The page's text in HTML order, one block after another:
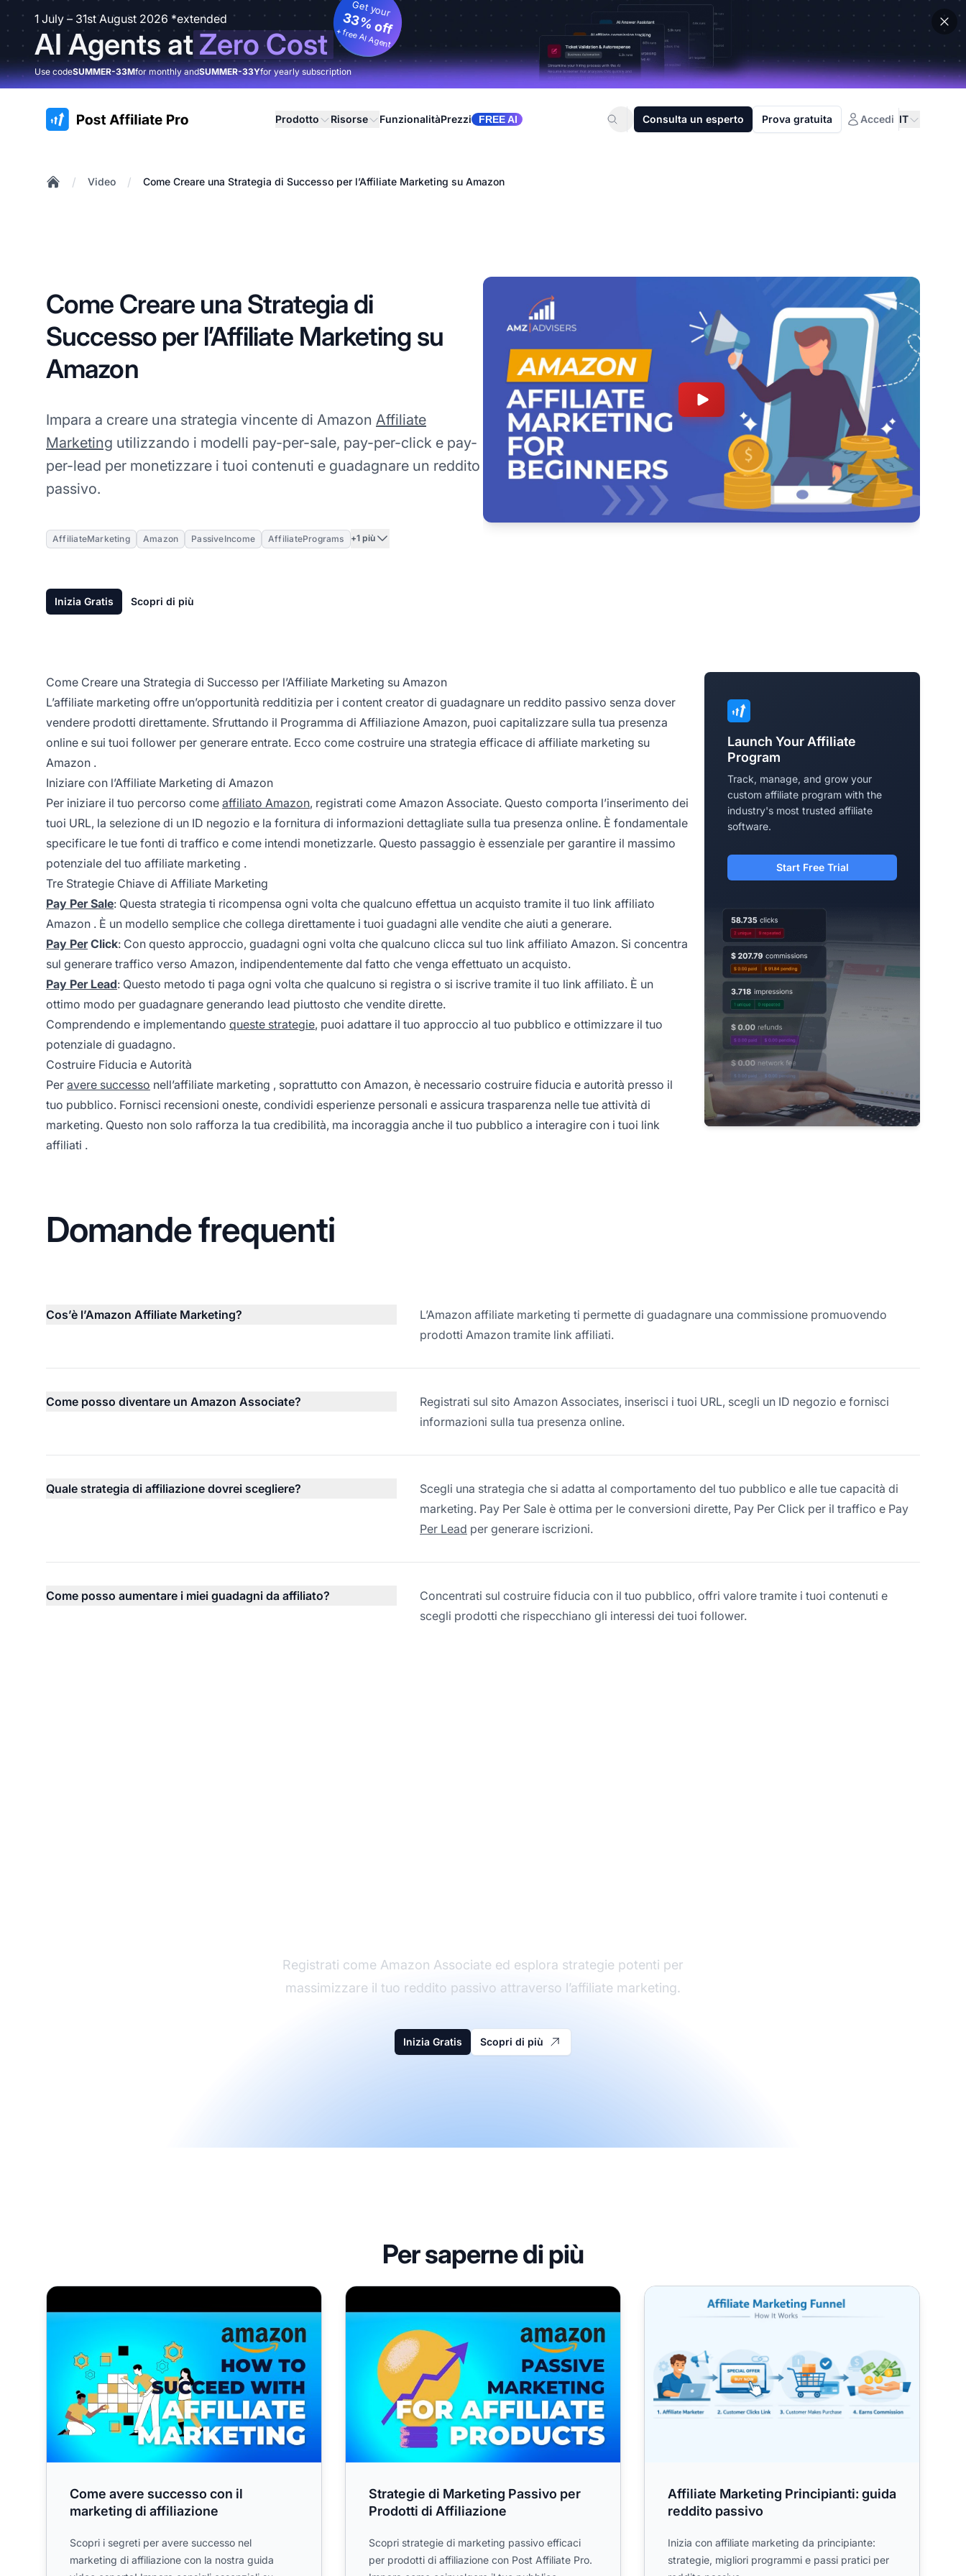
1 July – 31st August 2026 *extended
AI Agents atZero Cost
Get your
33% off
+ free AI Agent
Use codeSUMMER-33Mfor monthly andSUMMER-33Yfor yearly subscription
:site.title Prodotto Risorse FunzionalitàPrezzi FREE AI Consulta un esperto Prova gratuita Accedi IT
/ Video / Come Creare una Strategia di Successo per l’Affiliate Marketing su Amazon
Come Creare una Strategia di
Successo per l’Affiliate Marketing su
Amazon
Impara a creare una strategia vincente di Amazon Affiliate
Marketing utilizzando i modelli pay-per-sale, pay-per-click e pay-
per-lead per monetizzare i tuoi contenuti e guadagnare un reddito
passivo.
AffiliateMarketing Amazon PassiveIncome AffiliatePrograms +1 più
Inizia Gratis Scopri di più
Come Creare una Strategia di Successo per l’Affiliate Marketing su Amazon
L’affiliate marketing offre un’opportunità redditizia per i content creator di guadagnare un reddito passivo senza dover
vendere prodotti direttamente. Sfruttando il Programma di Affiliazione Amazon, puoi capitalizzare sulla tua presenza
online e sui tuoi follower per generare entrate. Ecco come costruire una strategia efficace di affiliate marketing su
Amazon .
Iniziare con l’Affiliate Marketing di Amazon
Per iniziare il tuo percorso come affiliato Amazon, registrati come Amazon Associate. Questo comporta l’inserimento dei
tuoi URL, la selezione di un ID negozio e la fornitura di informazioni dettagliate sulla tua presenza online. È fondamentale
specificare le tue fonti di traffico e come intendi monetizzarle. Questo passaggio è essenziale per garantire il massimo
potenziale del tuo affiliate marketing .
Tre Strategie Chiave di Affiliate Marketing
Pay Per Sale: Questa strategia ti ricompensa ogni volta che qualcuno effettua un acquisto tramite il tuo link affiliato
Amazon . È un modello semplice che collega direttamente i tuoi guadagni alle vendite che aiuti a generare.
Pay PerClick: Con questo approccio, guadagni ogni volta che qualcuno clicca sul tuo link affiliato Amazon. Si concentra
sul generare traffico verso Amazon, indipendentemente dal fatto che venga effettuato un acquisto.
Pay Per Lead: Questo metodo ti paga ogni volta che qualcuno si registra o si iscrive tramite il tuo link affiliato. È un
ottimo modo per guadagnare generando lead piuttosto che vendite dirette.
Comprendendo e implementando queste strategie, puoi adattare il tuo approccio al tuo pubblico e ottimizzare il tuo
potenziale di guadagno.
Costruire Fiducia e Autorità
Per avere successo nell’affiliate marketing , soprattutto con Amazon, è necessario costruire fiducia e autorità presso il
tuo pubblico. Fornisci recensioni oneste, condividi esperienze personali e assicura trasparenza nelle tue attività di
marketing. Questo non solo rafforza la tua credibilità, ma incoraggia anche il tuo pubblico a interagire con i tuoi link
affiliati .
Launch Your Affiliate
Program
Track, manage, and grow your
custom affiliate program with the
industry's most trusted affiliate
software.
Start Free Trial
Domande frequenti
Cos’è l’Amazon Affiliate Marketing?
L’Amazon affiliate marketing ti permette di guadagnare una commissione promuovendo
prodotti Amazon tramite link affiliati.
Come posso diventare un Amazon Associate?
Registrati sul sito Amazon Associates, inserisci i tuoi URL, scegli un ID negozio e fornisci
informazioni sulla tua presenza online.
Quale strategia di affiliazione dovrei scegliere?
Scegli una strategia che si adatta al comportamento del tuo pubblico e alle tue capacità di
marketing. Pay Per Sale è ottima per le conversioni dirette, Pay Per Click per il traffico e Pay
Per Lead per generare iscrizioni.
Come posso aumentare i miei guadagni da affiliato?
Concentrati sul costruire fiducia con il tuo pubblico, offri valore tramite i tuoi contenuti e
scegli prodotti che rispecchiano gli interessi dei tuoi follower.
Registrati come Amazon Associate ed esplora strategie potenti per
massimizzare il tuo reddito passivo attraverso l’affiliate marketing.
Inizia Gratis Scopri di più
Per saperne di più
Come avere successo con il marketing di affiliazione
Come avere successo con il
marketing di affiliazione
Scopri i segreti per avere successo nel
marketing di affiliazione con la nostra guida
Strategie di Marketing Passivo per Prodotti di Affiliazione
Strategie di Marketing Passivo per
Prodotti di Affiliazione
Scopri strategie di marketing passivo efficaci
per prodotti di affiliazione con Post Affiliate Pro.
Affiliate Marketing Principianti: guida reddito passivo
Affiliate Marketing Principianti: guida
reddito passivo
Inizia con affiliate marketing da principiante:
strategie, migliori programmi e passi pratici per